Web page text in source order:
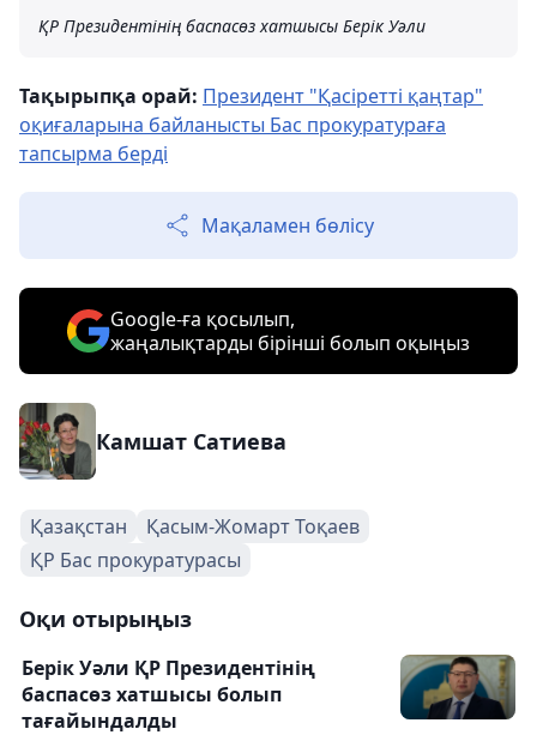
ҚР Президентінің баспасөз хатшысы Берік Уәли
Тақырыпқа орай: Президент "Қасіретті қаңтар"
оқиғаларына байланысты Бас прокуратураға
тапсырма берді
Мақаламен бөлісу
Google-ға қосылып,
жаңалықтарды бірінші болып оқыңыз
Камшат Сатиева
Қазақстан
Қасым-Жомарт Тоқаев
ҚР Бас прокуратурасы
Оқи отырыңыз
Берік Уәли ҚР Президентінің
баспасөз хатшысы болып
тағайындалды